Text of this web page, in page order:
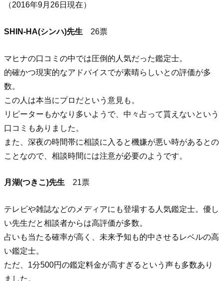
（2016年9月26日現在）
SHIN-HA(シンハ)先生 26票
マヒナの口コミの中では圧倒的人気だった鑑定士。
的確かつ現実的なアドバイスでが素晴らしいとの評価が多
数。
この人は本当にプロだという意見も。
リピーターもかなり多いようで、中々占って貰えないという
口コミもありました。
また、深夜の時間帯に相談に入ると機嫌が悪い時があるとの
ことなので、相談時間には注意が必要のようです。
月湖(つきこ)先生 21票
テレビや雑誌などのメディアにも登場する人気鑑定士。優し
い先生だと相談者からは高評価が多数。
占いも当たる確率が高く、未来予知も的中させるレベルの高
い鑑定士。
ただ、1分500円の鑑定料金が高すぎるという声も多数あり
ました。